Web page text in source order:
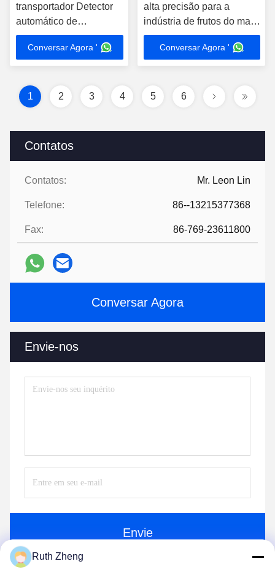
Contatos
Contatos: Mr. Leon Lin
Telefone: 86--13215377368
Fax: 86-769-23611800
Conversar Agora
Envie-nos
Envie
transportador Detector
automático de
transportador
Velocidade da correia
de fábrica
Conversar Agora '
alta precisão para a
indústria de frutos do mar,
detector de metais para
processamento de
alimentos
Conversar Agora '
1 2 3 4 5 6
Ruth Zheng